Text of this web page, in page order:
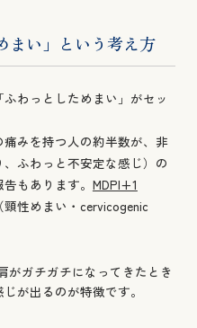
まい」という考え方
わっとしためまい」がセッ
みを持つ人の約半数が、非
ふわっと不安定な感じ）の
もあります。 MDPI+1
性めまい・cervicogenic
がガチガチになってきたとき
が出るのが特徴です。